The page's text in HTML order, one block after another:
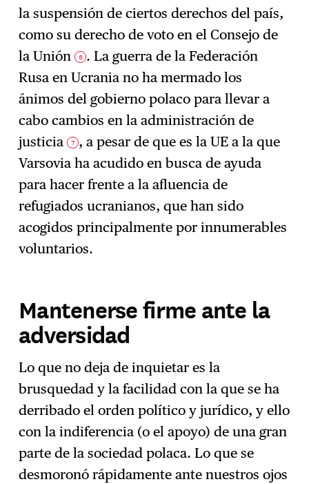
la suspensión de ciertos derechos del país,
como su derecho de voto en el Consejo de
la Unión 6 . La guerra de la Federación
Rusa en Ucrania no ha mermado los
ánimos del gobierno polaco para llevar a
cabo cambios en la administración de
justicia 7 , a pesar de que es la UE a la que
Varsovia ha acudido en busca de ayuda
para hacer frente a la afluencia de
refugiados ucranianos, que han sido
acogidos principalmente por innumerables
voluntarios.
Mantenerse firme ante la
adversidad
Lo que no deja de inquietar es la
brusquedad y la facilidad con la que se ha
derribado el orden político y jurídico, y ello
con la indiferencia (o el apoyo) de una gran
parte de la sociedad polaca. Lo que se
desmoronó rápidamente ante nuestros ojos